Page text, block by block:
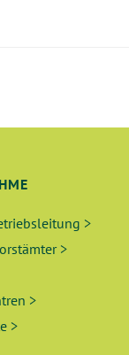
>
>
>
>